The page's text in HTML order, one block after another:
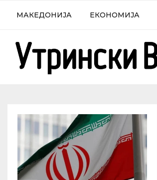
МАКЕДОНИЈА ЕКОНОМИЈА